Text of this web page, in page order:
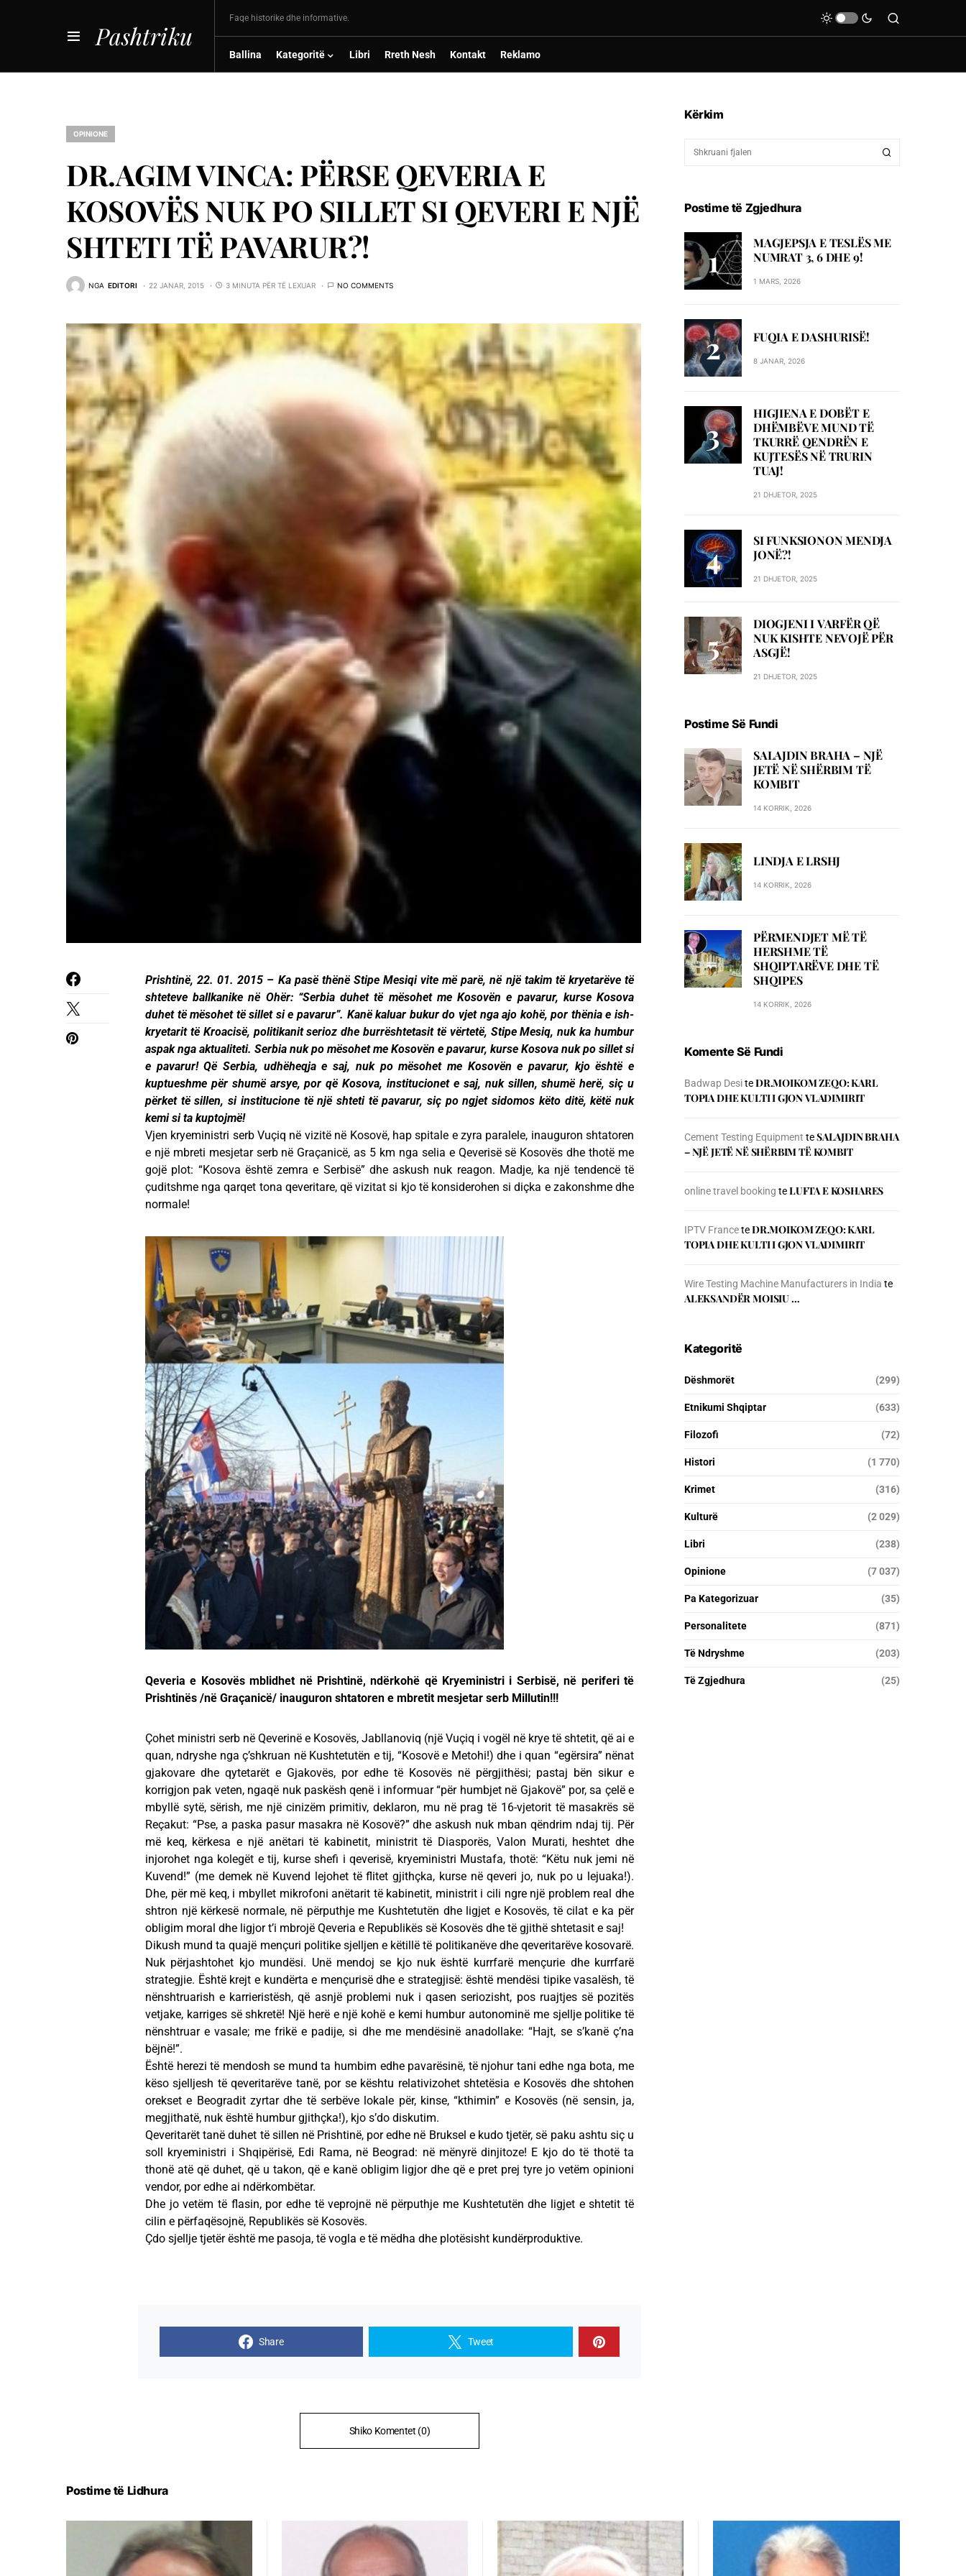
Pashtriku
Faqe historike dhe informative.
Ballina Kategoritë Libri Rreth Nesh Kontakt Reklamo
OPINIONE
DR.AGIM VINCA: PËRSE QEVERIA E
KOSOVËS NUK PO SILLET SI QEVERI E NJË
SHTETI TË PAVARUR?!
NGA EDITORI 22 JANAR, 2015 3 MINUTA PËR TË LEXUAR NO COMMENTS
Prishtinë, 22. 01. 2015 – Ka pasë thënë Stipe Mesiqi vite më parë, në një takim të kryetarëve të
shteteve ballkanike në Ohër: “Serbia duhet të mësohet me Kosovën e pavarur, kurse Kosova
duhet të mësohet të sillet si e pavarur”. Kanë kaluar bukur do vjet nga ajo kohë, por thënia e ish-
kryetarit të Kroacisë, politikanit serioz dhe burrështetasit të vërtetë, Stipe Mesiq, nuk ka humbur
aspak nga aktualiteti. Serbia nuk po mësohet me Kosovën e pavarur, kurse Kosova nuk po sillet si
e pavarur!Që Serbia, udhëheqja e saj, nuk po mësohet me Kosovën e pavarur, kjo është e
kuptueshme për shumë arsye, por që Kosova, institucionet e saj, nuk sillen, shumë herë, siç u
përket të sillen, si institucione të një shteti të pavarur, siç po ngjet sidomos këto ditë, këtë nuk
kemi si ta kuptojmë!
Vjen kryeministri serb Vuçiq në vizitë në Kosovë, hap spitale e zyra paralele, inauguron shtatoren
e një mbreti mesjetar serb në Graçanicë, as 5 km nga selia e Qeverisë së Kosovës dhe thotë me
gojë plot: “Kosova është zemra e Serbisë” dhe askush nuk reagon. Madje, ka një tendencë të
çuditshme nga qarqet tona qeveritare, që vizitat si kjo të konsiderohen si diçka e zakonshme dhe
normale!
Qeveria e Kosovës mblidhet në Prishtinë, ndërkohë që Kryeministri i Serbisë, në periferi të
Prishtinës /në Graçanicë/ inauguron shtatoren e mbretit mesjetar serb Millutin!!!
Çohet ministri serb në Qeverinë e Kosovës, Jabllanoviq (një Vuçiq i vogël në krye të shtetit, që ai e
quan, ndryshe nga ç’shkruan në Kushtetutën e tij, “Kosovë e Metohi!) dhe i quan “egërsira” nënat
gjakovare dhe qytetarët e Gjakovës, por edhe të Kosovës në përgjithësi; pastaj bën sikur e
korrigjon pak veten, ngaqë nuk paskësh qenë i informuar “për humbjet në Gjakovë” por, sa çelë e
mbyllë sytë, sërish, me një cinizëm primitiv, deklaron, mu në prag të 16-vjetorit të masakrës së
Reçakut: “Pse, a paska pasur masakra në Kosovë?” dhe askush nuk mban qëndrim ndaj tij. Për
më keq, kërkesa e një anëtari të kabinetit, ministrit të Diasporës, Valon Murati, heshtet dhe
injorohet nga kolegët e tij, kurse shefi i qeverisë, kryeministri Mustafa, thotë: “Këtu nuk jemi në
Kuvend!” (me demek në Kuvend lejohet të flitet gjithçka, kurse në qeveri jo, nuk po u lejuaka!).
Dhe, për më keq, i mbyllet mikrofoni anëtarit të kabinetit, ministrit i cili ngre një problem real dhe
shtron një kërkesë normale, në përputhje me Kushtetutën dhe ligjet e Kosovës, të cilat e ka për
obligim moral dhe ligjor t’i mbrojë Qeveria e Republikës së Kosovës dhe të gjithë shtetasit e saj!
Dikush mund ta quajë mençuri politike sjelljen e këtillë të politikanëve dhe qeveritarëve kosovarë.
Nuk përjashtohet kjo mundësi. Unë mendoj se kjo nuk është kurrfarë mençurie dhe kurrfarë
strategjie. Është krejt e kundërta e mençurisë dhe e strategjisë: është mendësi tipike vasalësh, të
nënshtruarish e karrieristësh, që asnjë problemi nuk i qasen seriozisht, pos ruajtjes së pozitës
vetjake, karriges së shkretë! Një herë e një kohë e kemi humbur autonominë me sjellje politike të
nënshtruar e vasale; me frikë e padije, si dhe me mendësinë anadollake: “Hajt, se s’kanë ç’na
bëjnë!”.
Është herezi të mendosh se mund ta humbim edhe pavarësinë, të njohur tani edhe nga bota, me
këso sjelljesh të qeveritarëve tanë, por se kështu relativizohet shtetësia e Kosovës dhe shtohen
orekset e Beogradit zyrtar dhe të serbëve lokale për, kinse, “kthimin” e Kosovës (në sensin, ja,
megjithatë, nuk është humbur gjithçka!), kjo s’do diskutim.
Qeveritarët tanë duhet të sillen në Prishtinë, por edhe në Bruksel e kudo tjetër, së paku ashtu siç u
soll kryeministri i Shqipërisë, Edi Rama, në Beograd: në mënyrë dinjitoze! E kjo do të thotë ta
thonë atë që duhet, që u takon, që e kanë obligim ligjor dhe që e pret prej tyre jo vetëm opinioni
vendor, por edhe ai ndërkombëtar.
Dhe jo vetëm të flasin, por edhe të veprojnë në përputhje me Kushtetutën dhe ligjet e shtetit të
cilin e përfaqësojnë, Republikës së Kosovës.
Çdo sjellje tjetër është me pasoja, të vogla e të mëdha dhe plotësisht kundërproduktive.
Share Tweet
Shiko Komentet (0)
Kërkim
Postime të Zgjedhura
MAGJEPSJA E TESLËS ME
NUMRAT 3, 6 DHE 9!
1 MARS, 2026
FUQIA E DASHURISË!
8 JANAR, 2026
HIGJIENA E DOBËT E
DHËMBËVE MUND TË
TKURRË QENDRËN E
KUJTESËS NË TRURIN
TUAJ!
21 DHJETOR, 2025
SI FUNKSIONON MENDJA
JONË?!
21 DHJETOR, 2025
DIOGJENI I VARFËR QË
NUK KISHTE NEVOJË PËR
ASGJË!
21 DHJETOR, 2025
Postime Së Fundi
SALAJDIN BRAHA – NJЁ
JETЁ NЁ SHЁRBIM TЁ
KOMBIT
14 KORRIK, 2026
LINDJA E LRSHJ
14 KORRIK, 2026
PËRMENDJET MË TË
HERSHME TË
SHQIPTARËVE DHE TË
SHQIPES
14 KORRIK, 2026
Komente Së Fundi
Badwap DesiteDR.MOIKOM ZEQO: KARL
TOPIA DHE KULTI I GJON VLADIMIRIT
Cement Testing Equipment teSALAJDIN BRAHA
– NJЁ JETЁ NЁ SHЁRBIM TЁ KOMBIT
online travel booking teLUFTA E KOSHARES
IPTV FranceteDR.MOIKOM ZEQO: KARL
TOPIA DHE KULTI I GJON VLADIMIRIT
Wire Testing Machine Manufacturers in India te
ALEKSANDËR MOISIU …
Kategoritë
Dëshmorët (299)
Etnikumi Shqiptar (633)
Filozofi (72)
Histori (1 770)
Krimet (316)
Kulturë (2 029)
Libri (238)
Opinione (7 037)
Pa Kategorizuar (35)
Personalitete (871)
Të Ndryshme (203)
Të Zgjedhura (25)
Postime të Lidhura